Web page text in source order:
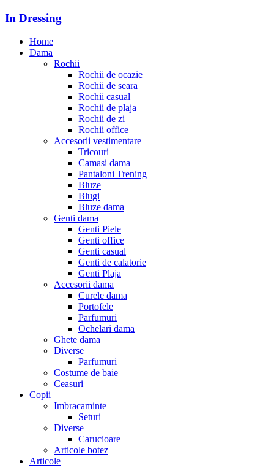
In Dressing
Home
Dama
Rochii
Rochii de ocazie
Rochii de seara
Rochii casual
Rochii de plaja
Rochii de zi
Rochii office
Accesorii vestimentare
Tricouri
Camasi dama
Pantaloni Trening
Bluze
Blugi
Bluze dama
Genti dama
Genti Piele
Genti office
Genti casual
Genti de calatorie
Genti Plaja
Accesorii dama
Curele dama
Portofele
Parfumuri
Ochelari dama
Ghete dama
Diverse
Parfumuri
Costume de baie
Ceasuri
Copii
Imbracaminte
Seturi
Diverse
Carucioare
Articole botez
Articole